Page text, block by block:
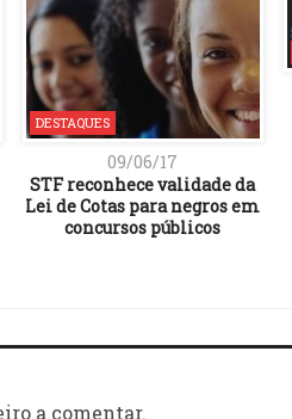
DESTAQUES
09/06/17
STF reconhece validade da
Lei de Cotas para negros em
concursos públicos
a comentar.